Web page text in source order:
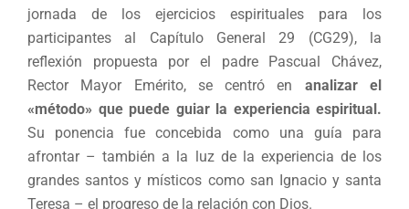
jornada de los ejercicios espirituales para los
participantes al Capítulo General 29 (CG29), la
reflexión propuesta por el padre Pascual Chávez,
Rector Mayor Emérito, se centró en analizar el
«método» que puede guiar la experiencia espiritual.
Su ponencia fue concebida como una guía para
afrontar – también a la luz de la experiencia de los
grandes santos y místicos como san Ignacio y santa
Teresa – el progreso de la relación con Dios.